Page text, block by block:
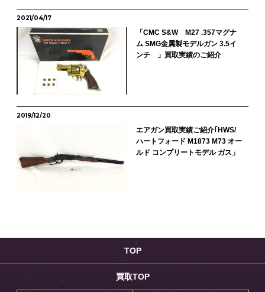
2021/04/17
「CMC S&W M27 .357マグナ
ム SMG金属製モデルガン 3.5イ
ンチ 」買取実績のご紹介
2019/12/20
エアガン買取実績ご紹介｢HWS/
ハートフォード M1873 M73 オー
ルド コンプリートモデル ガス」
TOP
買取TOP